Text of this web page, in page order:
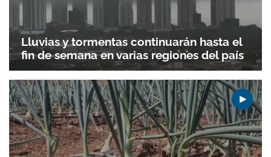
Lluvias y tormentas continuarán hasta el
fin de semana en varias regiones del país